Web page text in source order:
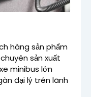
hàng sản phẩm
sản xuất
minibus lớn
đại lý trên lãnh